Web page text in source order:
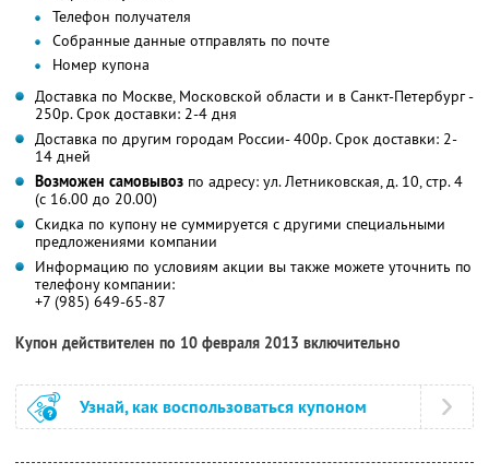
Телефон получателя
Собранные данные отправлять по почте
Номер купона
Доставка по Москве, Московской области и в Санкт-Петербург -
250р. Срок доставки: 2-4 дня
Доставка по другим городам России- 400р. Срок доставки: 2-
14 дней
Возможен самовывоз по адресу: ул. Летниковская, д. 10, стр. 4
(с 16.00 до 20.00)
Скидка по купону не суммируется с другими специальными
предложениями компании
Информацию по условиям акции вы также можете уточнить по
телефону компании:
+7 (985) 649-65-87
Купон действителен по 10 февраля 2013 включительно
Узнай, как воспользоваться купоном